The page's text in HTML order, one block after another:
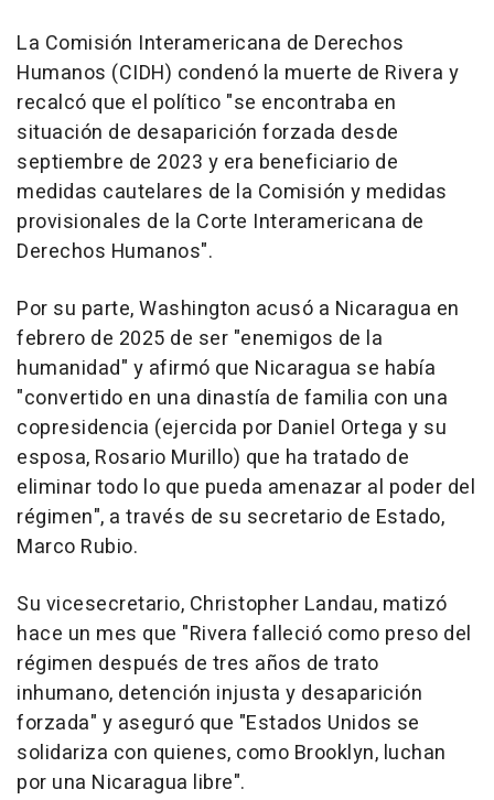
La Comisión Interamericana de Derechos
Humanos (CIDH) condenó la muerte de Rivera y
recalcó que el político "se encontraba en
situación de desaparición forzada desde
septiembre de 2023 y era beneficiario de
medidas cautelares de la Comisión y medidas
provisionales de la Corte Interamericana de
Derechos Humanos".
Por su parte, Washington acusó a Nicaragua en
febrero de 2025 de ser "enemigos de la
humanidad" y afirmó que Nicaragua se había
"convertido en una dinastía de familia con una
copresidencia (ejercida por Daniel Ortega y su
esposa, Rosario Murillo) que ha tratado de
eliminar todo lo que pueda amenazar al poder del
régimen", a través de su secretario de Estado,
Marco Rubio.
Su vicesecretario, Christopher Landau, matizó
hace un mes que "Rivera falleció como preso del
régimen después de tres años de trato
inhumano, detención injusta y desaparición
forzada" y aseguró que "Estados Unidos se
solidariza con quienes, como Brooklyn, luchan
por una Nicaragua libre".